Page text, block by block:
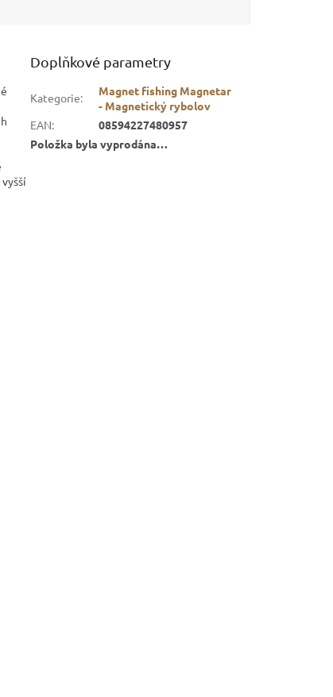
Doplňkové parametry
Kategorie:
Magnet fishing Magnetar
- Magnetický rybolov
EAN:
08594227480957
Položka byla vyprodána…